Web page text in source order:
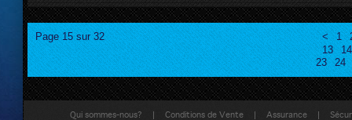
Page 15 sur 32 < 1
13
14
23
24
Qui sommes-nous? | Conditions de Vente | Assurance |